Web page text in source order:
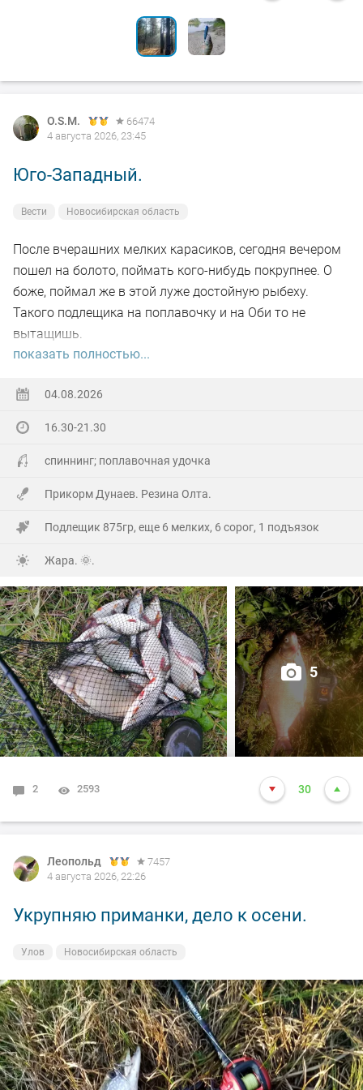
O.S.M.
66474
4 августа 2026, 23:45
Юго-Западный.
Вести Новосибирская область
После вчерашних мелких карасиков, сегодня вечером
пошел на болото, поймать кого-нибудь покрупнее. О
боже, поймал же в этой луже достойную рыбеху.
Такого подлещика на поплавочку и на Оби то не
вытащишь.
поймал.
На заказе еще покидал спиннинг. Поймал 8 наников.
Отпустил, и пошел домой.
показать полностью...
04.08.2026
16.30-21.30
спиннинг; поплавочная удочка
Прикорм Дунаев. Резина Олта.
Подлещик 875гр, еще 6 мелких, 6 сорог, 1 подъязок
Жара. 🌞.
5
2 2593 30
Леопольд
7457
4 августа 2026, 22:26
Укрупняю приманки, дело к осени.
Улов Новосибирская область